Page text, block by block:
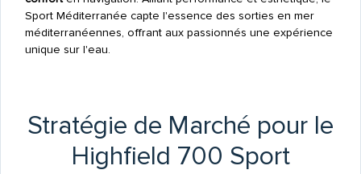
Sport Méditerranée capte l'essence des sorties en mer
méditerranéennes, offrant aux passionnés une expérience
unique sur l'eau.
Stratégie de Marché pour le
Highfield 700 Sport